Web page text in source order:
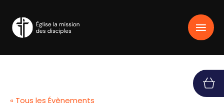
« Tous les Évènements